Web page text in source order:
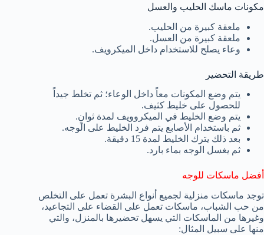
مكونات ماسك الحليب والعسل
ملعقة كبيرة من الحليب.
ملعقة كبيرة من العسل.
وعاء يصلح للاستخدام داخل الميكرويف.
طريقة التحضير
يتم وضع المكونات معاً داخل الوعاء؛ ثم تخلط جيداً
للحصول على خليط كثيف.
يتم وضع الخليط في الميكروويف لمدة ثوانٍ.
ثم باستخدام الأصابع يتم فرد الخليط على الوجه.
بعد ذلك يترك الخليط لمدة 15 دقيقة.
ثم يغسل الوجه بماء بارد.
أفضل ماسكات للوجه
توجد ماسكات منزلية لجميع أنواع البشرة تعمل على التخلص
من حب الشباب، ماسكات تعمل على القضاء على التجاعيد،
وغيرها من الماسكات التي يسهل تحضيرها بالمنزل، والتي
منها على سبيل المثال: